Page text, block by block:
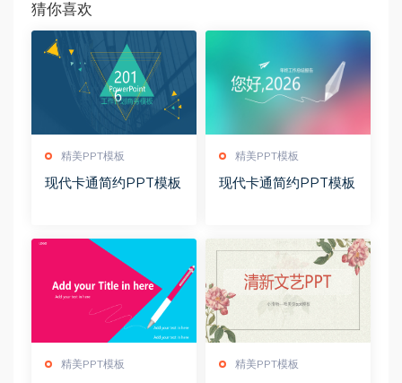
猜你喜欢
精美PPT模板
现代卡通简约PPT模板
精美PPT模板
现代卡通简约PPT模板
精美PPT模板 精美PPT模板